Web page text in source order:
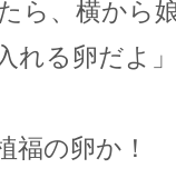
ら、横から
れる卵だよ」
福の卵か